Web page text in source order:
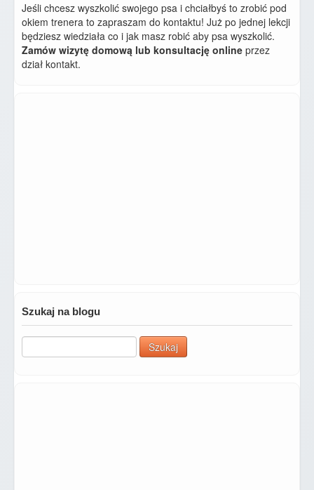
Jeśli chcesz wyszkolić swojego psa i chciałbyś to zrobić pod
okiem trenera to zapraszam do kontaktu! Już po jednej lekcji
będziesz wiedziała co i jak masz robić aby psa wyszkolić.
Zamów wizytę domową lub konsultację online przez
dział kontakt.
Szukaj na blogu